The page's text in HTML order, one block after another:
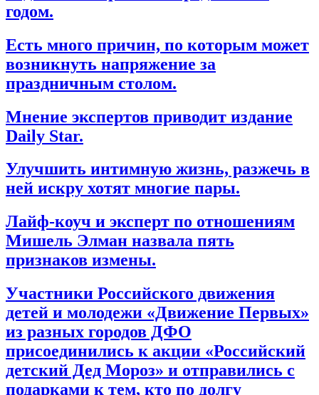
годом.
Есть много причин, по которым может
возникнуть напряжение за
праздничным столом.
Мнение экспертов приводит издание
Daily Star.
Улучшить интимную жизнь, разжечь в
ней искру хотят многие пары.
Лайф-коуч и эксперт по отношениям
Мишель Элман назвала пять
признаков измены.
Участники Российского движения
детей и молодежи «Движение Первых»
из разных городов ДФО
присоединились к акции «Российский
детский Дед Мороз» и отправились с
подарками к тем, кто по долгу